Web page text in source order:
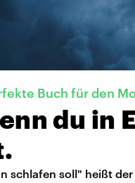
Buch für den
du in
schlafen soll" heißt